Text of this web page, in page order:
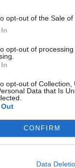
opt-out of the Sale of
opt-out of
opt-out of
Data that Is
CONFIRM
Data